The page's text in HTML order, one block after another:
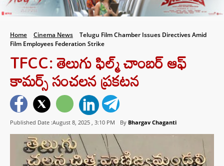
Home Cinema News
Telugu Film Chamber Issues Directives Amid
Film Employees Federation Strike
TFCC: తెలుగు ఫిల్మ్ చాంబర్ ఆఫ్
కామర్స్ సంచలన ప్రకటన
Published Date :August 8, 2025 , 3:10 PM By Bhargav Chaganti